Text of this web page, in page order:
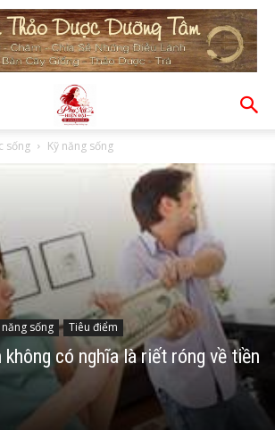
sống Kỹ năng sống
năng sống Tiêu điểm
có nghĩa là riết róng về tiền